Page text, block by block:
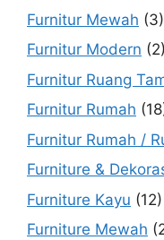
Furnitur Mewah (3)
Furnitur Modern (2)
Furnitur Ruang
Furnitur Rumah
Furnitur Rumah /
Furniture &
Furniture Kayu (12)
Furniture Mewah